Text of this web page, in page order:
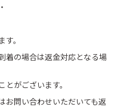
。
着の場合は返金対応となる場
がございます。
お問い合わせいただいても返